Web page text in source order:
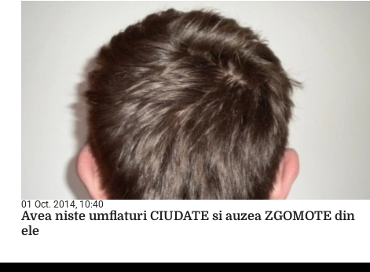
01 Oct. 2014, 10:40
Avea niste umflaturi CIUDATE si auzea ZGOMOTE din
ele